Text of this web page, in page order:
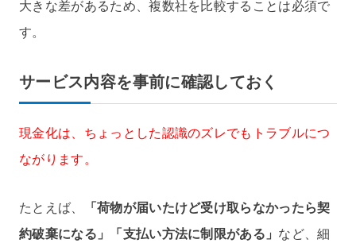
大きな差があるため、複数社を比較することは必須で
す。
サービス内容を事前に確認しておく
現金化は、ちょっとした認識のズレでもトラブルにつ
ながります。
たとえば、
「荷物が届いたけど受け取らなかったら契
約破棄になる」「支払い方法に制限がある」 など、細